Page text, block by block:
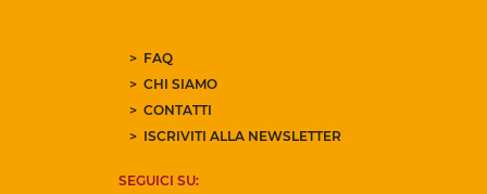
FAQ
CHI SIAMO
CONTATTI
ISCRIVITI ALLA NEWSLETTER
SEGUICI SU: